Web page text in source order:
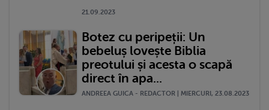
21.09.2023
Botez cu peripeții: Un
bebeluș lovește Biblia
preotului și acesta o scapă
direct în apa...
ANDREEA GUICA - REDACTOR | MIERCURI, 23.08.2023